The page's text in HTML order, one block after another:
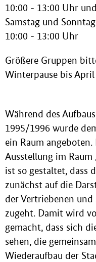
10:00 - 13:00 Uhr
Samstag und Sonntag
10:00 - 13:00 Uhr
Größere Gruppen
Winterpause bis April
Während des
1995/1996 wurde
ein Raum
Ausstellung im Raum
ist so gestaltet, dass
zunächst auf die
der Vertriebenen und
zugeht. Damit wird
gemacht, dass sich
sehen, die
Wiederaufbau der